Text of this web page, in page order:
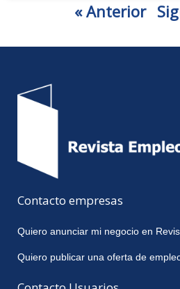
« Anterior
Contacto empresas
Quiero anunciar mi negocio en
Quiero publicar una oferta de